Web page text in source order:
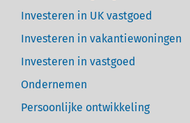
Investeren in UK vastgoed
Investeren in vakantiewoningen
Investeren in vastgoed
Ondernemen
Persoonlijke ontwikkeling